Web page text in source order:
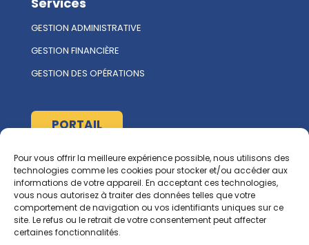
Pour vous offrir la meilleure expérience possible, nous utilisons des
technologies comme les cookies pour stocker et/ou accéder aux
informations de votre appareil. En acceptant ces technologies,
vous nous autorisez à traiter des données telles que votre
comportement de navigation ou vos identifiants uniques sur ce
site. Le refus ou le retrait de votre consentement peut affecter
certaines fonctionnalités.
GESTION ADMINISTRATIVE
GESTION FINANCIÈRE
GESTION DES OPÉRATIONS
PORTAIL
À propos
L'ÉQUIPE MULTIRENT
NOUS CONTACTER